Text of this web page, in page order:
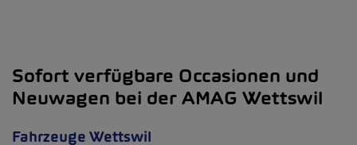
Sofort verfügbare Occasionen und
Neuwagen bei der AMAG Wettswil
Fahrzeuge Wettswil